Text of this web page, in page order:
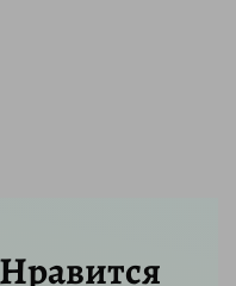
Нравится